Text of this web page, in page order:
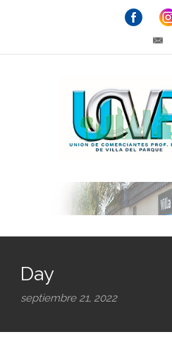
Day
septiembre 21, 2022